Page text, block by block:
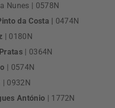
Nunes | 0578N
da Costa | 0474N
| 0180N
| 0364N
| 0574N
| 0932N
António | 1772N